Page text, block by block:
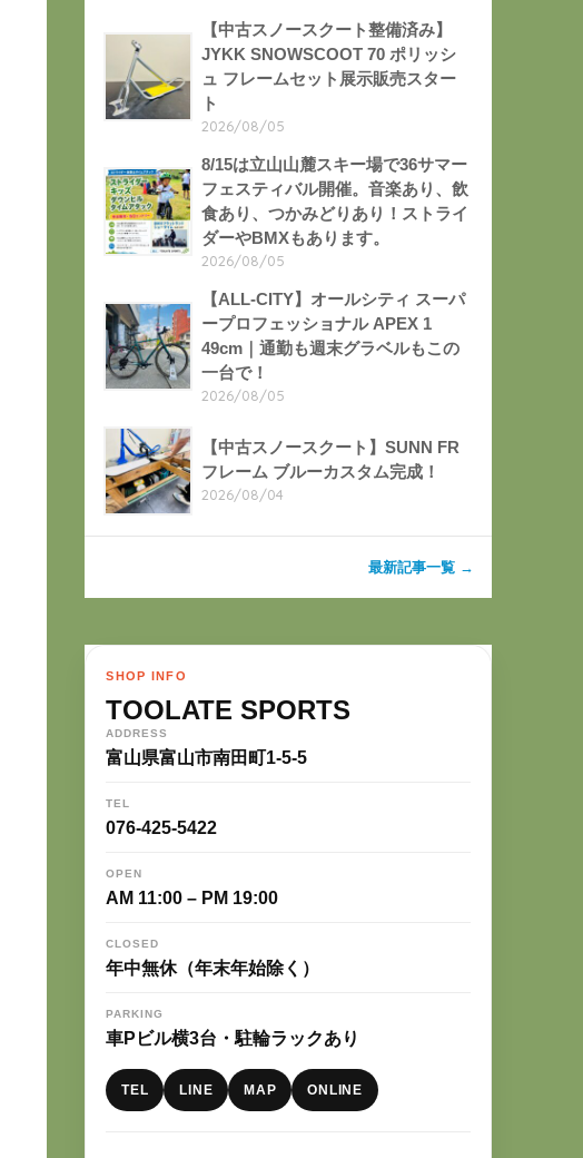
【中古スノースクート整備済み】
JYKK SNOWSCOOT 70 ポリッシ
ュ フレームセット展示販売スター
ト
2026/08/05
8/15は立山山麓スキー場で36サマー
フェスティバル開催。音楽あり、飲
食あり、つかみどりあり！ストライ
ダーやBMXもあります。
2026/08/05
【ALL-CITY】オールシティ スーパ
ープロフェッショナル APEX 1
49cm｜通勤も週末グラベルもこの
一台で！
2026/08/05
【中古スノースクート】SUNN FR
フレーム ブルーカスタム完成！
2026/08/04
最新記事一覧 →
SHOP INFO
TOOLATE SPORTS
ADDRESS
富山県富山市南田町1-5-5
TEL
076-425-5422
OPEN
AM 11:00 – PM 19:00
CLOSED
年中無休（年末年始除く）
PARKING
車Pビル横3台・駐輪ラックあり
TEL LINE MAP ONLINE